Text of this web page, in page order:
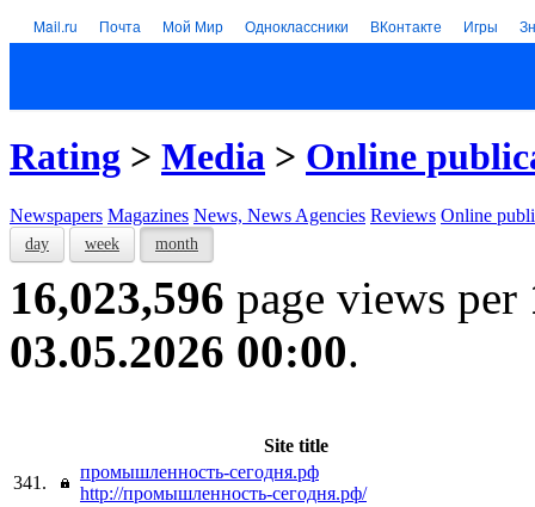
Mail.ru Почта Мой Мир Одноклассники ВКонтакте Игры
Rating > Media > Online
Newspapers Magazines News, News Agencies Reviews Online
day week month
16,023,596 page views per
03.05.2026 00:00.
Site title
341.
промышленность-сегодня.рф
http://промышленность-сегодня.рф/